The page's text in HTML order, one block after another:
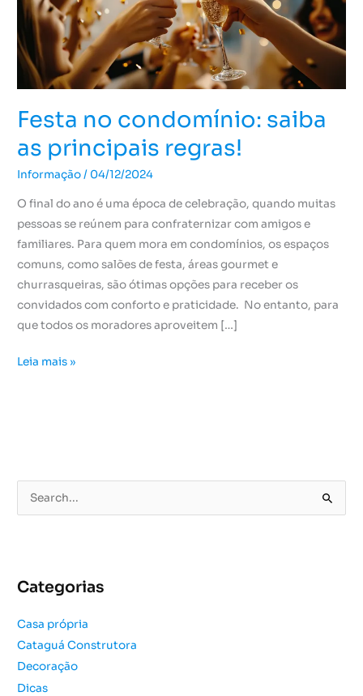
Festa no condomínio: saiba
as principais regras!
Informação/ 04/12/2024
O final do ano é uma época de celebração, quando muitas
pessoas se reúnem para confraternizar com amigos e
familiares. Para quem mora em condomínios, os espaços
comuns, como salões de festa, áreas gourmet e
churrasqueiras, são ótimas opções para receber os
convidados com conforto e praticidade. No entanto, para
que todos os moradores aproveitem […]
principais
regras!
Leia mais »
e
i
a
r
p
o
Categorias
Casa própria
Cataguá Construtora
Decoração
Dicas